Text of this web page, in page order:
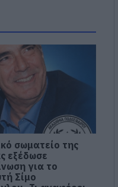
σωματείο της
εξέδωσε
για το
Σίμο